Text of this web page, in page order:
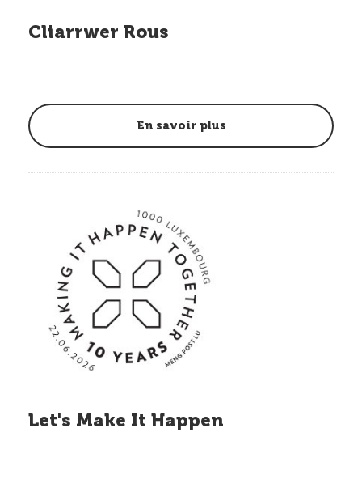
Cliarrwer Rous
En savoir plus
Let's Make It Happen